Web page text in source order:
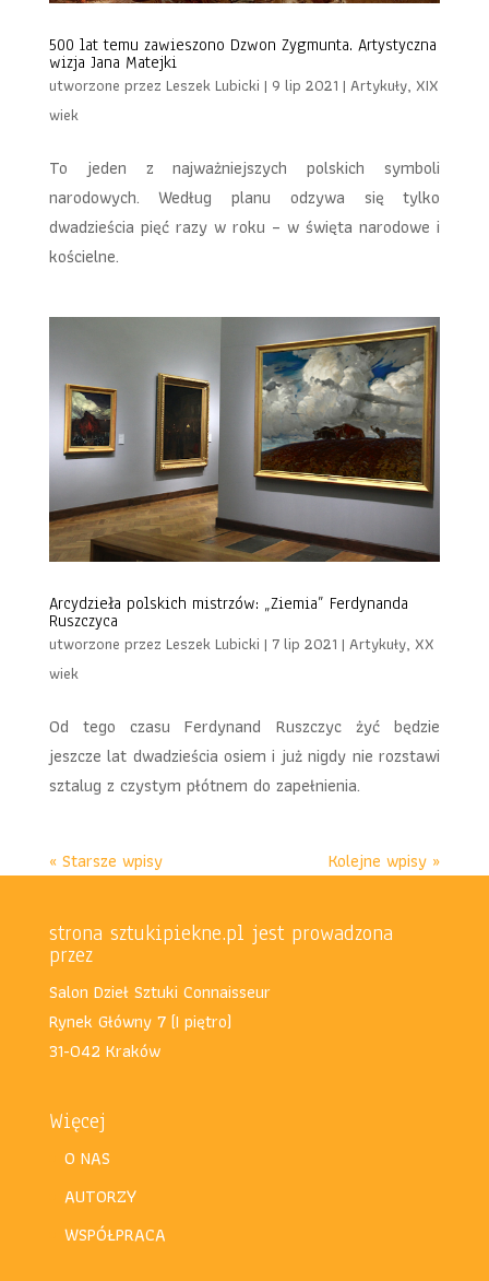
500 lat temu zawieszono Dzwon Zygmunta. Artystyczna
wizja Jana Matejki
utworzone przez Leszek Lubicki | 9 lip 2021 | Artykuły, XIX
wiek
To jeden z najważniejszych polskich symboli
narodowych. Według planu odzywa się tylko
dwadzieścia pięć razy w roku – w święta narodowe i
kościelne.
Arcydzieła polskich mistrzów: „Ziemia” Ferdynanda
Ruszczyca
utworzone przez Leszek Lubicki | 7 lip 2021 | Artykuły, XX
wiek
Od tego czasu Ferdynand Ruszczyc żyć będzie
jeszcze lat dwadzieścia osiem i już nigdy nie rozstawi
sztalug z czystym płótnem do zapełnienia.
« Starsze wpisy Kolejne wpisy »
strona sztukipiekne.pl jest prowadzona
przez
Salon Dzieł Sztuki Connaisseur
Rynek Główny 7 (I piętro)
31-042 Kraków
Więcej
O NAS
AUTORZY
WSPÓŁPRACA